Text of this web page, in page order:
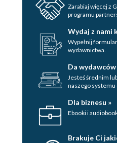
Zarabiaj więcej z
programu
Wydaj z nami
Wypełnij
wydawnictwa.
Da wydawców
Jesteś średnim
naszego
Dla biznesu »
Ebooki i
Brakuje Ci